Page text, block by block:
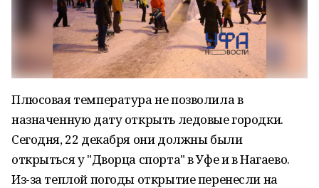
Плюсовая температура не позволила в
назначенную дату открыть ледовые городки.
Сегодня, 22 декабря они должны были
открыться у "Дворца спорта" в Уфе и в Нагаево.
Из-за теплой погоды открытие перенесли на